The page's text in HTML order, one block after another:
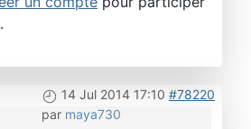
14 Jul 2014 17:10 #78220
par maya730